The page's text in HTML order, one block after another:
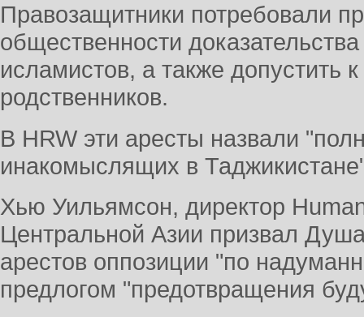
Правозащитники потребовали
общественности
исламистов, а также допустить
родственников.
В HRW эти аресты назвали
инакомыслящих в
Хью Уильямсон, директор
Центральной Азии призвал
арестов оппозиции "по
предлогом "предотвращения